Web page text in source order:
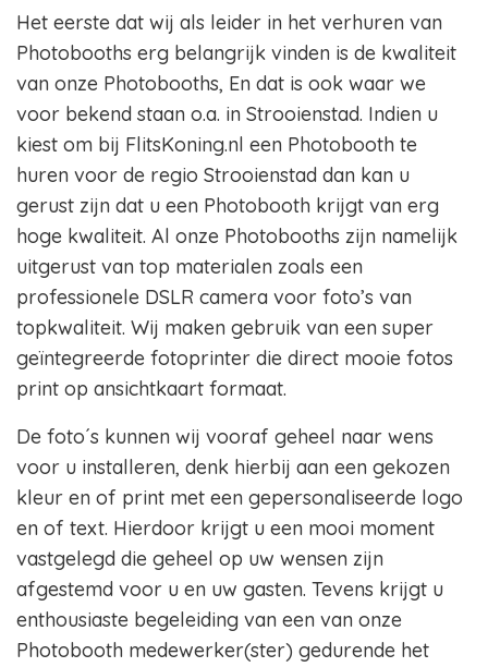
Het eerste dat wij als leider in het verhuren van
Photobooths erg belangrijk vinden is de kwaliteit
van onze Photobooths, En dat is ook waar we
voor bekend staan o.a. in Strooienstad. Indien u
kiest om bij FlitsKoning.nl een Photobooth te
huren voor de regio Strooienstad dan kan u
gerust zijn dat u een Photobooth krijgt van erg
hoge kwaliteit. Al onze Photobooths zijn namelijk
uitgerust van top materialen zoals een
professionele DSLR camera voor foto’s van
topkwaliteit. Wij maken gebruik van een super
geïntegreerde fotoprinter die direct mooie fotos
print op ansichtkaart formaat.
De foto´s kunnen wij vooraf geheel naar wens
voor u installeren, denk hierbij aan een gekozen
kleur en of print met een gepersonaliseerde logo
en of text. Hierdoor krijgt u een mooi moment
vastgelegd die geheel op uw wensen zijn
afgestemd voor u en uw gasten. Tevens krijgt u
enthousiaste begeleiding van een van onze
Photobooth medewerker(ster) gedurende het